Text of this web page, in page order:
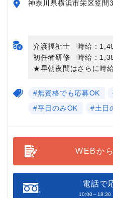
神奈川県横浜市栄区笠間
介護福祉士 時給：
初任者研修 時給：
★早朝夜間はさらに時
#無資格でも応募OK
#平日のみOK
#土日
WEBか
電話で
10:00～18:30